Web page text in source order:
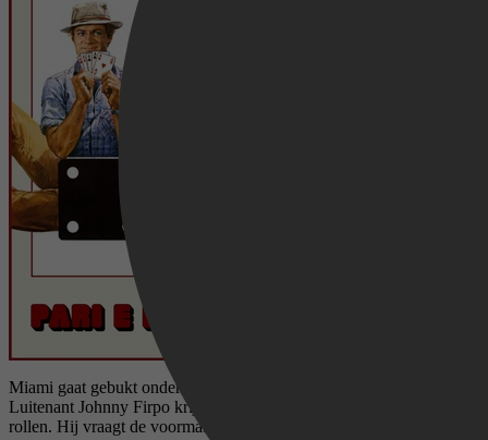
Miami gaat gebukt onder het gokimperium van de Griek Paragoulis.
Luitenant Johnny Firpo krijgt de opdracht om de organisatie op te
rollen. Hij vraagt de voormalig professionele gokker Charlie Firpo